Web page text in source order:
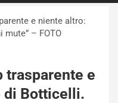
e niente altro:
mute” – FOTO
trasparente e
di Botticelli.